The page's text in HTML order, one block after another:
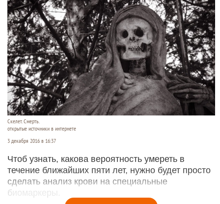
Скелет. Смерть.
открытые источники в интернете
3 декабря 2016 в 16:37
Чтоб узнать, какова вероятность умереть в
течение ближайших пяти лет, нужно будет просто
сделать анализ крови на специальные
биомаркеры.